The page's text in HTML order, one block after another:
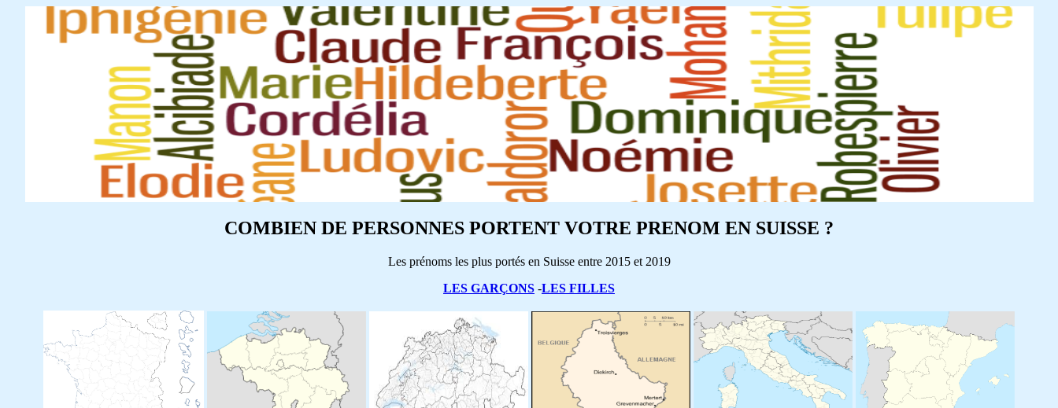
COMBIEN DE PERSONNES PORTENT VOTRE PRENOM EN SUISSE ?
Les prénoms les plus portés en Suisse entre 2015 et 2019
LES GARÇONS -LES FILLES